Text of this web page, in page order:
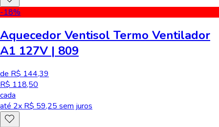
-18%
Aquecedor Ventisol Termo Ventilador
A1 127V | 809
de R$ 144,39
R$ 118,50
cada
até 2x R$ 59,25 sem juros